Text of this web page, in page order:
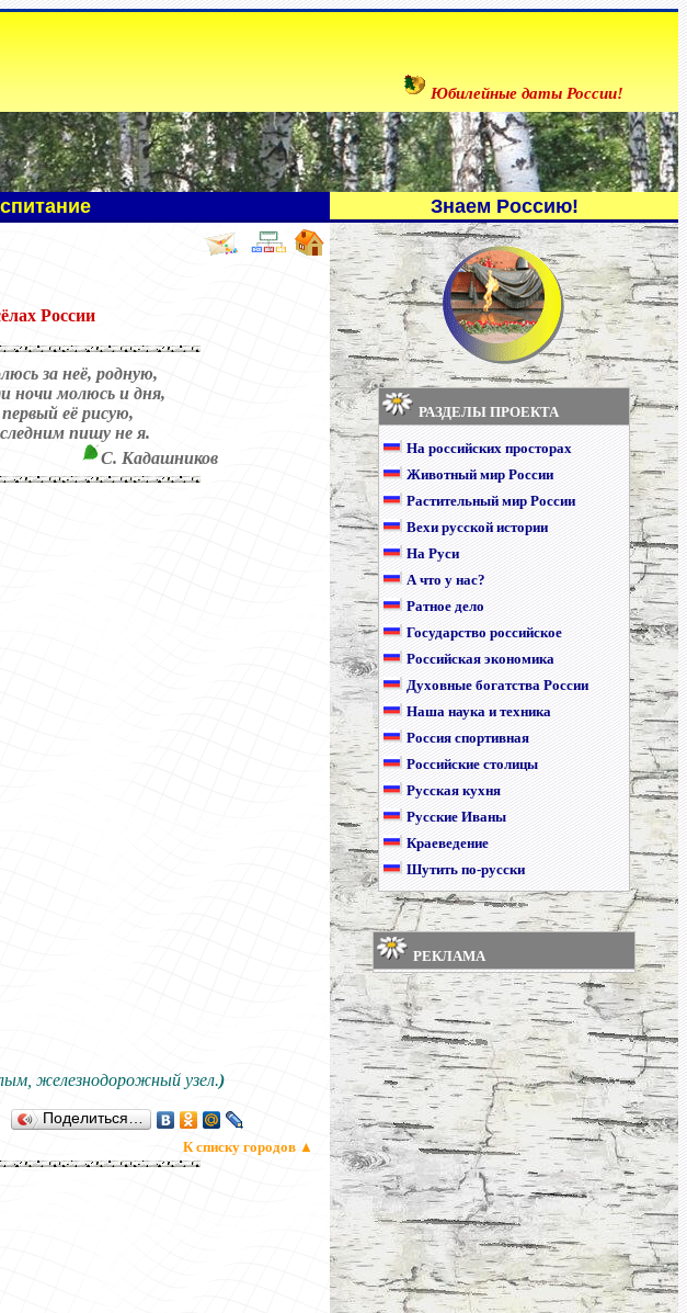
Юбилейные даты России!
Знаем Россию!
России
за неё, родную,
ночи молюсь и дня,
её рисую,
пишу не я.
С. Кадашников
железнодорожный узел.)
Поделиться…
К списку городов ▲
РАЗДЕЛЫ ПРОЕКТА
На российских просторах
Животный мир России
Растительный мир России
Вехи русской истории
На Руси
А что у нас?
Ратное дело
Государство российское
Российская экономика
Духовные богатства России
Наша наука и техника
Россия спортивная
Российские столицы
Русская кухня
Русские Иваны
Краеведение
Шутить по-русски
РЕКЛАМА